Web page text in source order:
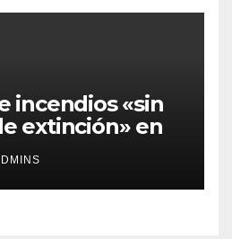
incendios «sin
extinción» en
de Madrid
la
nacional